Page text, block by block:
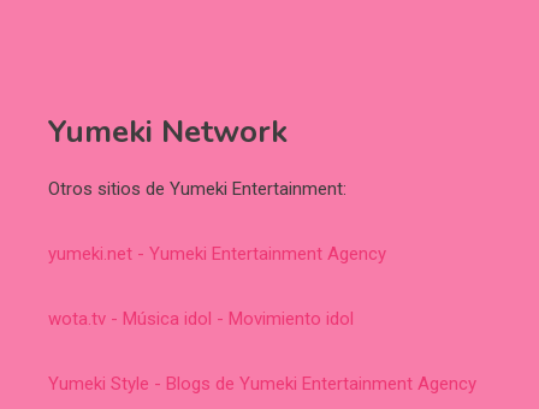
Yumeki Network
Otros sitios de Yumeki Entertainment:
yumeki.net - Yumeki Entertainment Agency
wota.tv - Música idol - Movimiento idol
Yumeki Style - Blogs de Yumeki Entertainment Agency